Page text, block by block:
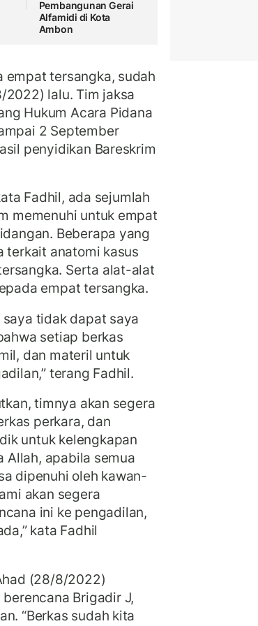
Pembangunan Gerai
Alfamidi di Kota
Ambon
empat tersangka, sudah
2022) lalu. Tim jaksa
Hukum Acara Pidana
2 September
penyidikan Bareskrim
Fadhil, ada sejumlah
memenuhi untuk empat
Beberapa yang
terkait anatomi kasus
Serta alat-alat
empat tersangka.
tidak dapat saya
setiap berkas
dan materil untuk
terang Fadhil.
timnya akan segera
perkara, dan
untuk kelengkapan
Allah, apabila semua
dipenuhi oleh kawan-
akan segera
ini ke pengadilan,
kata Fadhil
(28/8/2022)
Brigadir J,
“Berkas sudah kita